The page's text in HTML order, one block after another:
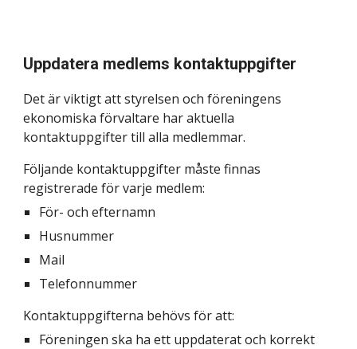
Uppdatera medlems kontaktuppgifter
Det är viktigt att styrelsen och föreningens
ekonomiska förvaltare har aktuella
kontaktuppgifter till alla medlemmar.
Följande kontaktuppgifter måste finnas
registrerade för varje medlem:
För- och efternamn
Husnummer
Mail
Telefonnummer
Kontaktuppgifterna behövs för att:
Föreningen ska ha ett uppdaterat och korrekt